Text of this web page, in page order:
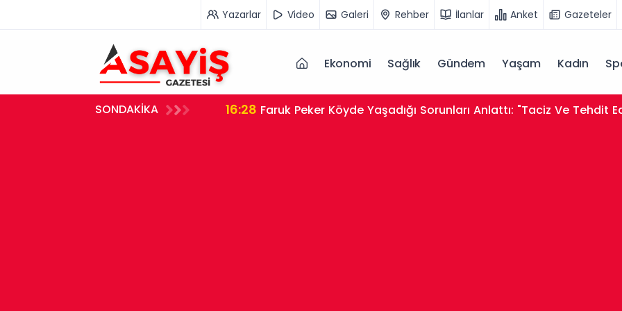
Yazarlar Video Galeri Rehber İlanlar Anket Gazeteler
Ekonomi Sağlık Gündem Yaşam Kadın
SONDAKİKA 16:28 Faruk Peker Köyde Yaşadığı Sorunları Anlattı: "Taciz Ve Tehdit